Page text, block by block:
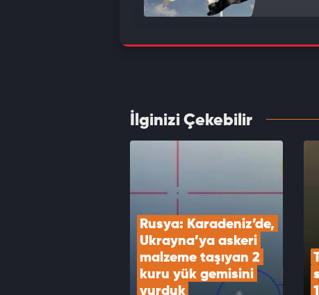
ABD
İlginizi Çekebilir
Rusya: Karadeniz’de,
Ukrayna’ya askeri
malzeme taşıyan 2
kuru yük gemisini
vurduk